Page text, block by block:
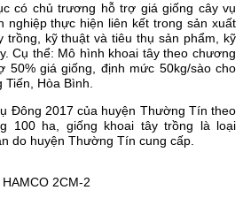
có chủ trương hỗ trợ giá giống cây vụ
nghiệp thực hiện liên kết trong sản xuất
trồng, kỹ thuật và tiêu thụ sản phẩm, kỹ
Cụ thể: Mô hình khoai tây theo chương
50% giá giống, định mức 50kg/sào cho
Tiến, Hòa Bình.
Đông 2017 của huyện Thường Tín theo
100 ha, giống khoai tây trồng là loại
do huyện Thường Tín cung cấp.
2CM-2